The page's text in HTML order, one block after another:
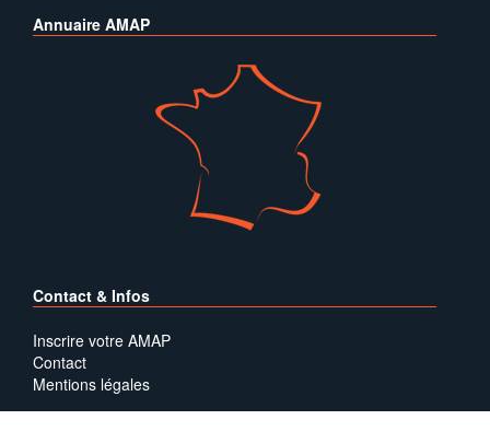
Annuaire AMAP
Contact & Infos
Inscrire votre AMAP
Contact
Mentions légales